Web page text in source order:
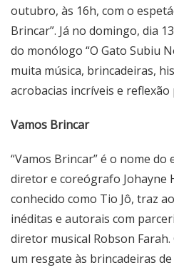
outubro, às 16h, com o
Brincar”. Já no domingo, dia
do monólogo “O Gato Subiu
muita música, brincadeiras,
acrobacias incríveis e
Vamos Brincar
“Vamos Brincar” é o nome
diretor e coreógrafo Johayne
conhecido como Tio Jô, traz
inéditas e autorais com
diretor musical Robson
um resgate às brincadeiras